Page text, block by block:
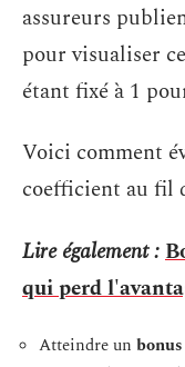
assureurs
pour visualiser
étant fixé à 1
Voici comment
coefficient au fil
Lire également :
qui perd
Atteindre un